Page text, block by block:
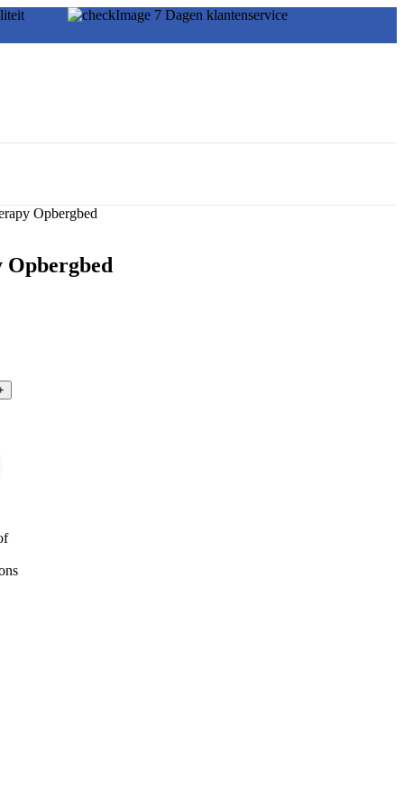
7 Dagen klantenservice
Opbergbed